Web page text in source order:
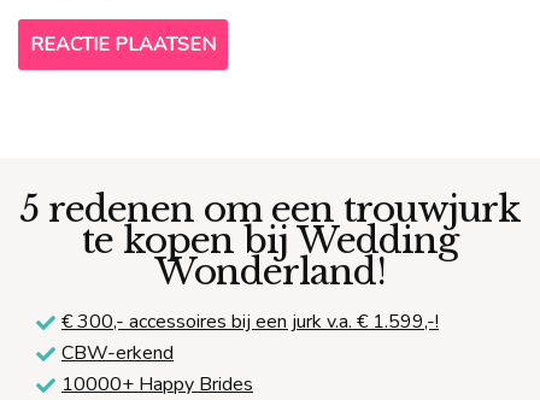
5 redenen om een trouwjurk
te kopen bij Wedding
Wonderland!
€ 300,- accessoires bij een jurk v.a. € 1.599,-!
CBW-erkend
10000+ Happy Brides